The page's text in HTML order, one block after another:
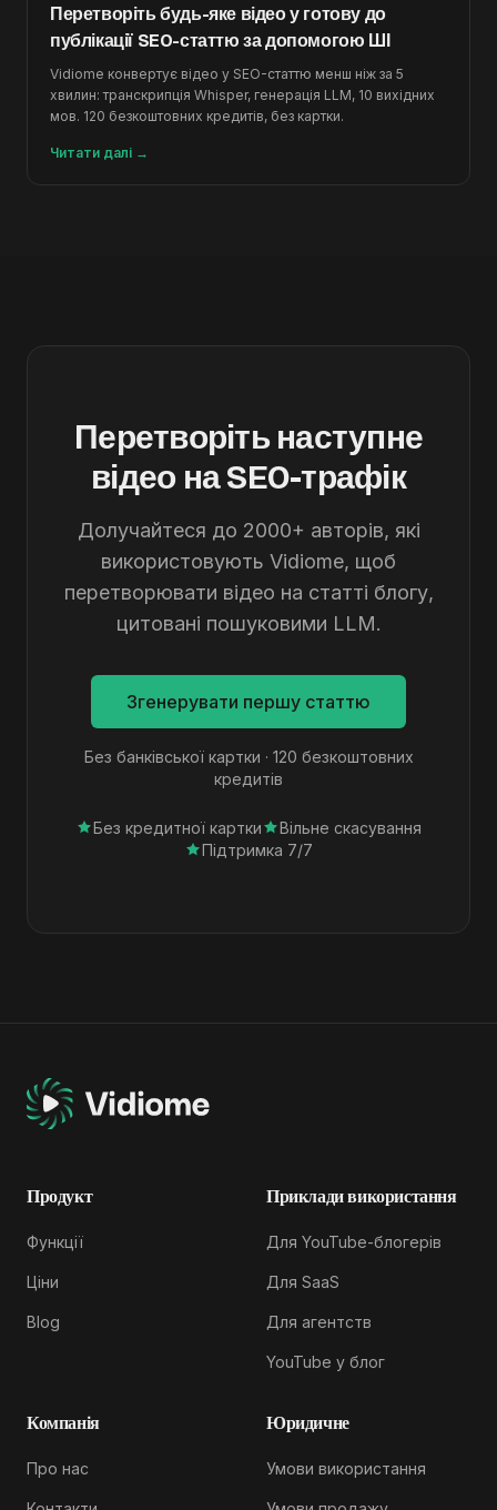
Перетворіть будь-яке відео у готову до
публікації SEO-статтю за допомогою ШІ
Vidiome конвертує відео у SEO-статтю менш ніж за 5
хвилин: транскрипція Whisper, генерація LLM, 10 вихідних
мов. 120 безкоштовних кредитів, без картки.
Читати далі →
Перетворіть наступне
відео на SEO-трафік
Долучайтеся до 2000+ авторів, які
використовують Vidiome, щоб
перетворювати відео на статті блогу,
цитовані пошуковими LLM.
Згенерувати першу статтю
Без банківської картки · 120 безкоштовних
кредитів
Без кредитної картки
Вільне скасування
Підтримка 7/7
Продукт
Функції
Ціни
Blog
Приклади використання
Для YouTube-блогерів
Для SaaS
Для агентств
YouTube у блог
Компанія
Про нас
Юридичне
Умови використання